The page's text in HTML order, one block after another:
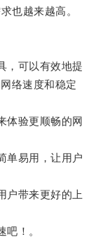
也越来越高。
可以有效地提
络速度和稳定
验更顺畅的网
易用，让用户
带来更好的上
！。